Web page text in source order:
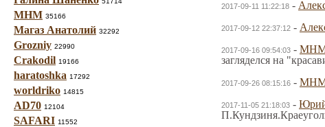
МНМ 35166
Магаз Анатолий 32292
Grozniy 22990
Crakodil 19166
haratoshka 17292
worldriko 14815
AD70 12104
SAFARI 11552
2017-09-11 11:22:18 -
2017-09-12 22:37:12 -
2017-09-16 09:54:03 -
загляделся на
2017-09-26 08:15:16 -
2017-11-05 21:18:03 -